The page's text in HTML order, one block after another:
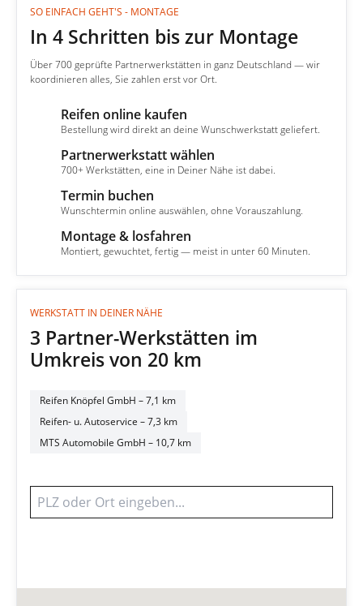
SO EINFACH GEHT'S - MONTAGE
In 4 Schritten bis zur Montage
Über 700 geprüfte Partnerwerkstätten in ganz Deutschland — wir
koordinieren alles, Sie zahlen erst vor Ort.
Reifen online kaufen
Bestellung wird direkt an deine Wunschwerkstatt geliefert.
Partnerwerkstatt wählen
700+ Werkstätten, eine in Deiner Nähe ist dabei.
Termin buchen
Wunschtermin online auswählen, ohne Vorauszahlung.
Montage & losfahren
Montiert, gewuchtet, fertig — meist in unter 60 Minuten.
WERKSTATT IN DEINER NÄHE
3 Partner-Werkstätten im
Umkreis von 20 km
Reifen Knöpfel GmbH – 7,1 km
Reifen- u. Autoservice – 7,3 km
MTS Automobile GmbH – 10,7 km